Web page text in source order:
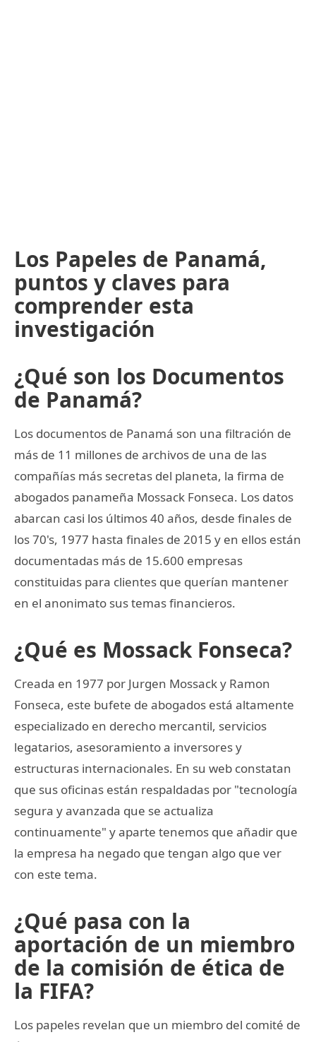
Los Papeles de Panamá,
puntos y claves para
comprender esta
investigación
¿Qué son los Documentos
de Panamá?
Los documentos de Panamá son una filtración de
más de 11 millones de archivos de una de las
compañías más secretas del planeta, la firma de
abogados panameña Mossack Fonseca. Los datos
abarcan casi los últimos 40 años, desde finales de
los 70's, 1977 hasta finales de 2015 y en ellos están
documentadas más de 15.600 empresas
constituidas para clientes que querían mantener
en el anonimato sus temas financieros.
¿Qué es Mossack Fonseca?
Creada en 1977 por Jurgen Mossack y Ramon
Fonseca, este bufete de abogados está altamente
especializado en derecho mercantil, servicios
legatarios, asesoramiento a inversores y
estructuras internacionales. En su web constatan
que sus oficinas están respaldadas por "tecnología
segura y avanzada que se actualiza
continuamente" y aparte tenemos que añadir que
la empresa ha negado que tengan algo que ver
con este tema.
¿Qué pasa con la
aportación de un miembro
de la comisión de ética de
la FIFA?
Los papeles revelan que un miembro del comité de